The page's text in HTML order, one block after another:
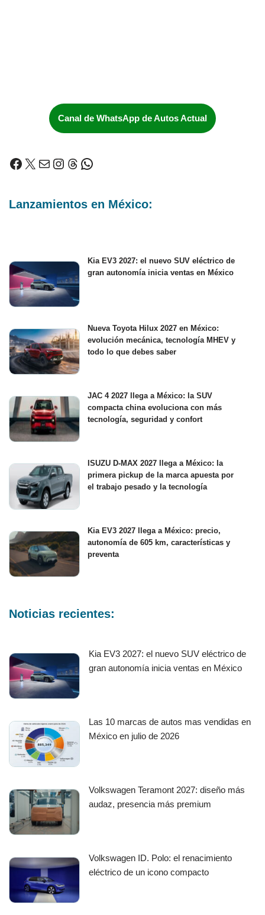
Canal de WhatsApp de Autos Actual
Lanzamientos en México:
Kia EV3 2027: el nuevo SUV eléctrico de
gran autonomía inicia ventas en México
Nueva Toyota Hilux 2027 en México:
evolución mecánica, tecnología MHEV y
todo lo que debes saber
JAC 4 2027 llega a México: la SUV
compacta china evoluciona con más
tecnología, seguridad y confort
ISUZU D-MAX 2027 llega a México: la
primera pickup de la marca apuesta por
el trabajo pesado y la tecnología
Kia EV3 2027 llega a México: precio,
autonomía de 605 km, características y
preventa
Noticias recientes:
Kia EV3 2027: el nuevo SUV eléctrico de
gran autonomía inicia ventas en México
Las 10 marcas de autos mas vendidas en
México en julio de 2026
Volkswagen Teramont 2027: diseño más
audaz, presencia más premium
Volkswagen ID. Polo: el renacimiento
eléctrico de un icono compacto